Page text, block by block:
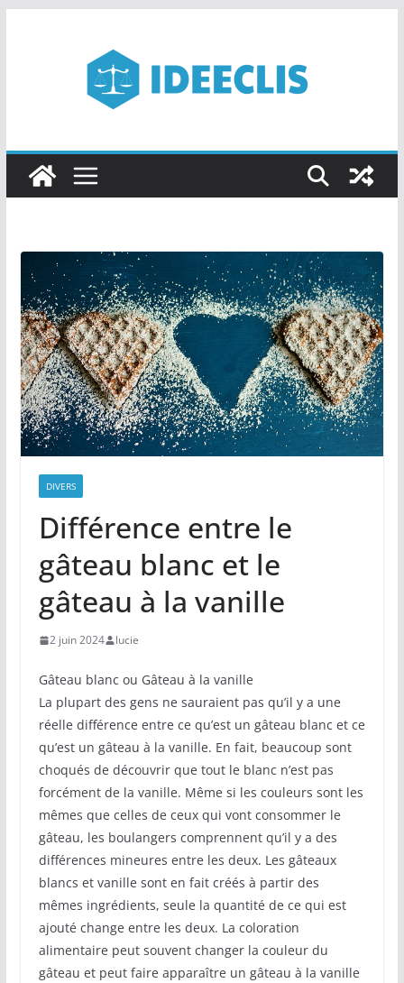
DIVERS
Différence entre le
gâteau blanc et le
gâteau à la vanille
2 juin 2024 lucie
Gâteau blanc ou Gâteau à la vanille
La plupart des gens ne sauraient pas qu’il y a une
réelle différence entre ce qu’est un gâteau blanc et ce
qu’est un gâteau à la vanille. En fait, beaucoup sont
choqués de découvrir que tout le blanc n’est pas
forcément de la vanille. Même si les couleurs sont les
mêmes que celles de ceux qui vont consommer le
gâteau, les boulangers comprennent qu’il y a des
différences mineures entre les deux. Les gâteaux
blancs et vanille sont en fait créés à partir des
mêmes ingrédients, seule la quantité de ce qui est
ajouté change entre les deux. La coloration
alimentaire peut souvent changer la couleur du
gâteau et peut faire apparaître un gâteau à la vanille